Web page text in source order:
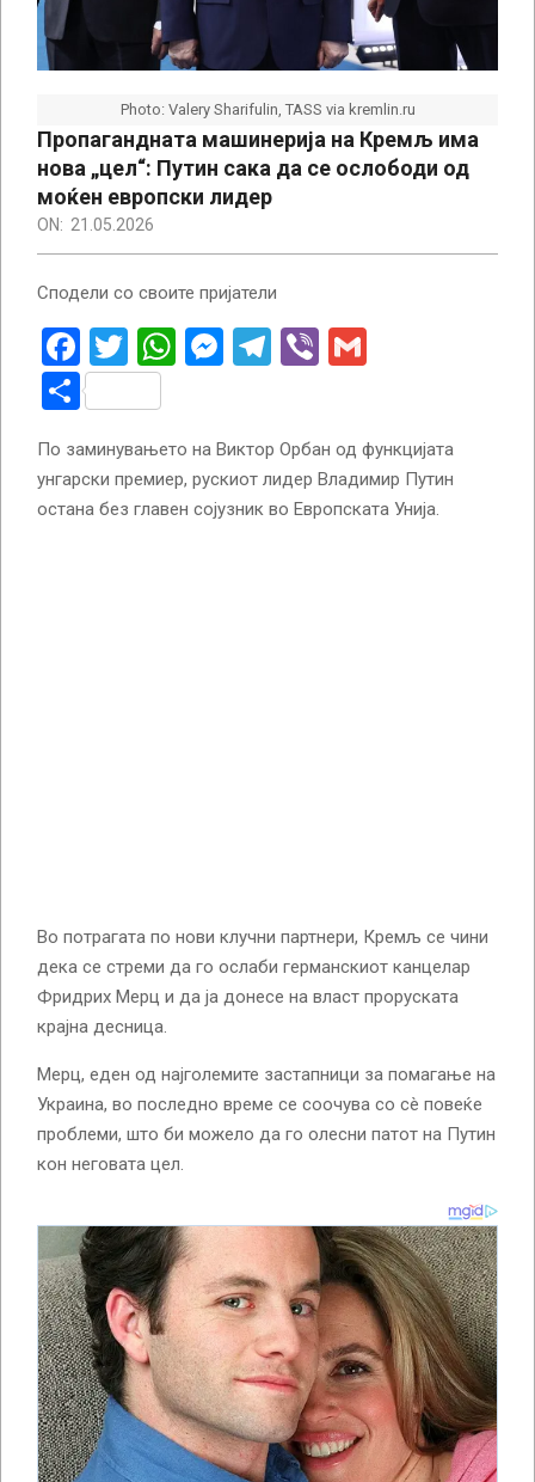
Photo: Valery Sharifulin, TASS via kremlin.ru
Пропагандната машинерија на Кремљ има
нова „цел“: Путин сака да се ослободи од
моќен европски лидер
ON: 21.05.2026
Сподели со своите пријатели
Facebook
Twitter
WhatsApp
Messenger
Telegram
Viber
Share
По заминувањето на Виктор Орбан од функцијата
унгарски премиер, рускиот лидер Владимир Путин
остана без главен сојузник во Европската Унија.
Во потрагата по нови клучни партнери, Кремљ се чини
дека се стреми да го ослаби германскиот канцелар
Фридрих Мерц и да ја донесе на власт проруската
крајна десница.
Мерц, еден од најголемите застапници за помагање на
Украина, во последно време се соочува со сè повеќе
проблеми, што би можело да го олесни патот на Путин
кон неговата цел.